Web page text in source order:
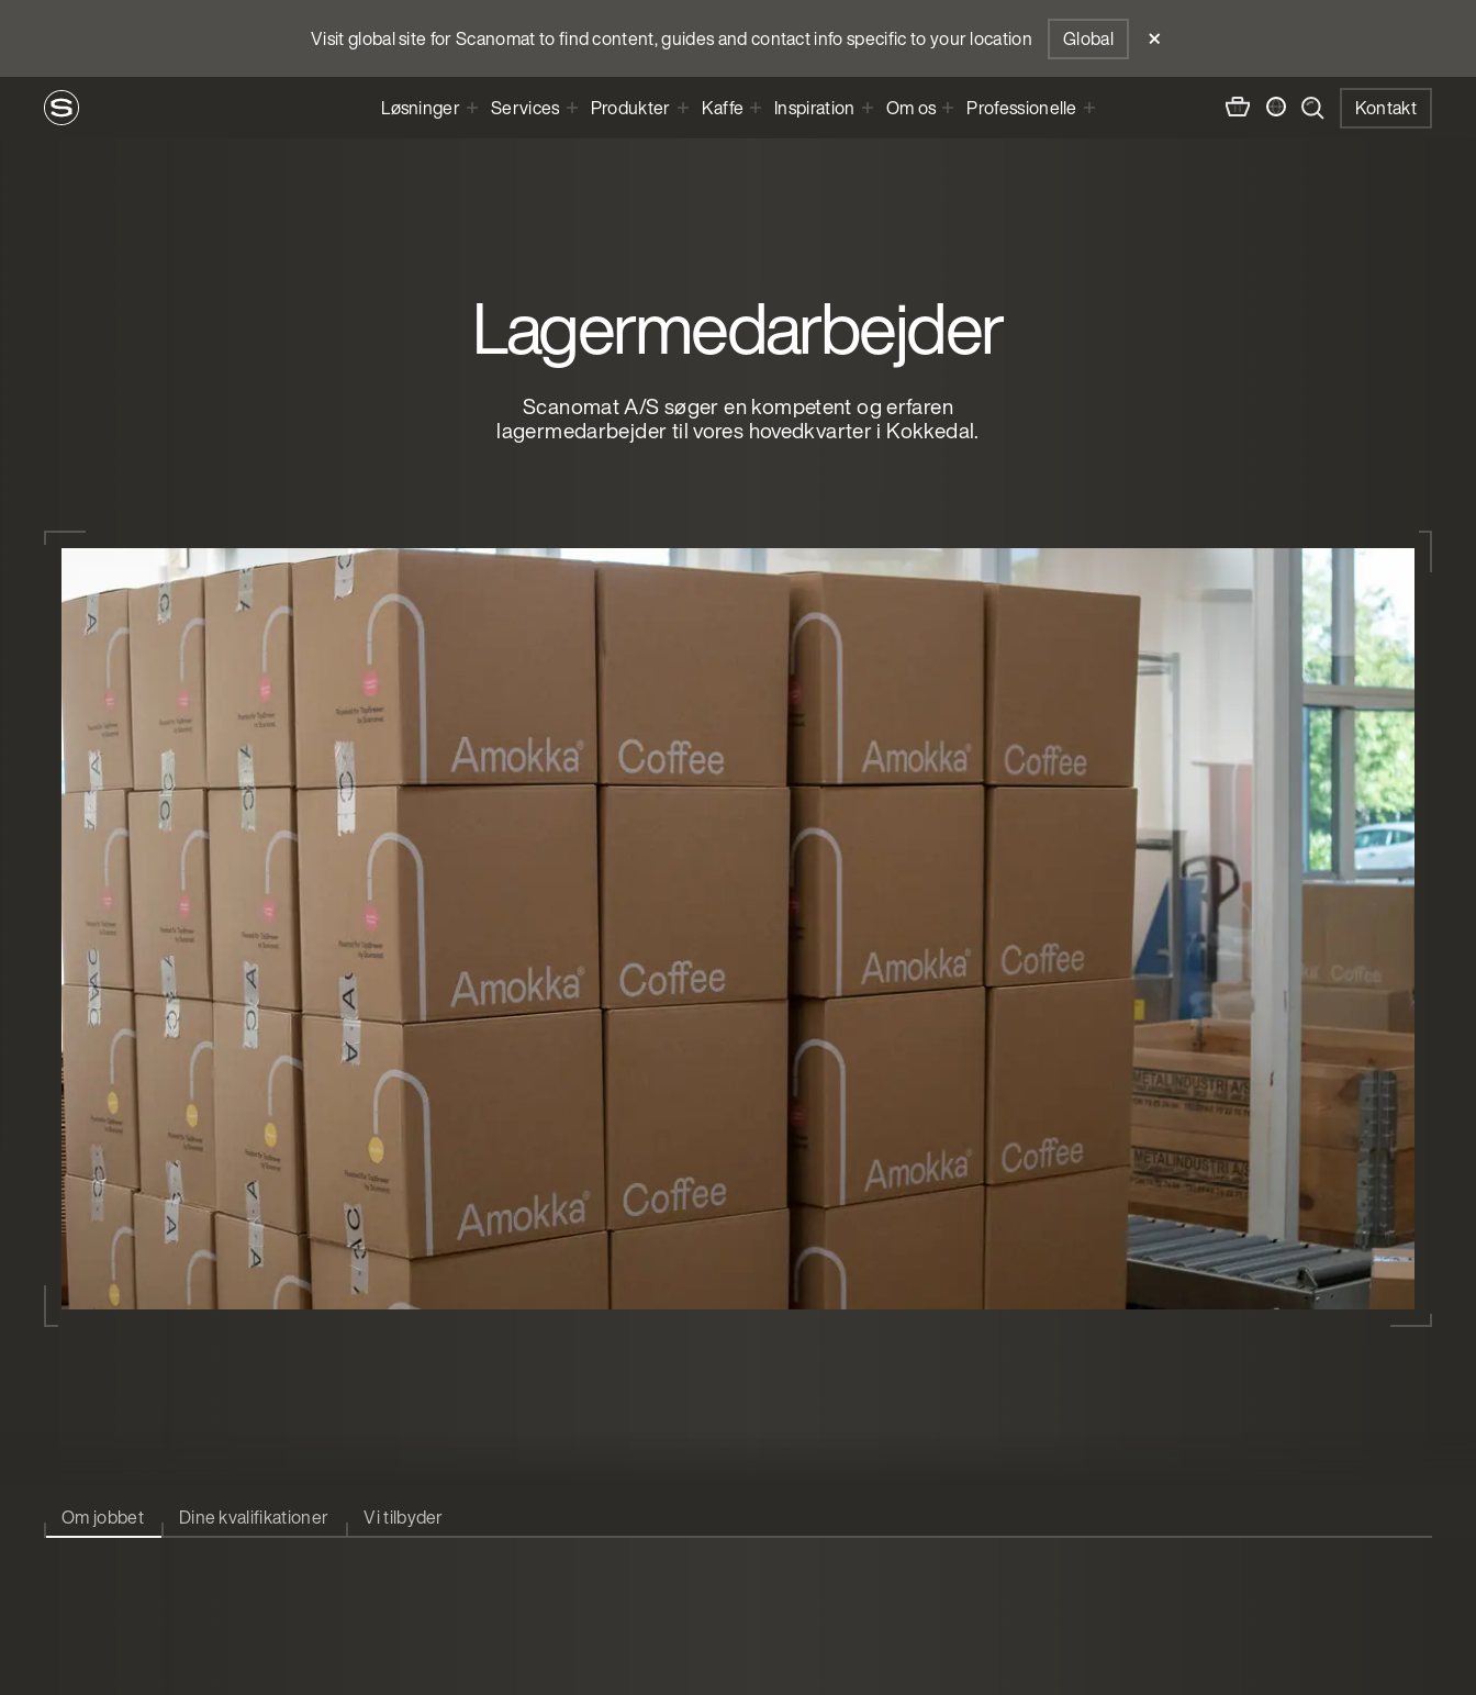
Visit global site for Scanomat to find content, guides and contact info specific to your location Global
Løsninger Services Produkter Kaffe Inspiration Om os Professionelle Kontakt
Lagermedarbejder
Scanomat A/S søger en kompetent og erfaren
lagermedarbejder til vores hovedkvarter i Kokkedal.
Om jobbet Dine kvalifikationer Vi tilbyder